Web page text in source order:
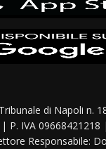
di Napoli n.
P. IVA 09668421218
Responsabile: